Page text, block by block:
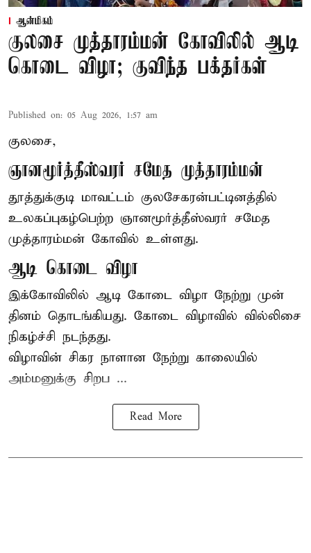
ஆன்மிகம்
குலசை முத்தாரம்மன் கோவிலில் ஆடி
கொடை விழா; குவிந்த பக்தர்கள்
Published on: 05 Aug 2026, 1:57 am
குலசை,
ஞானமூர்த்தீஸ்வரர் சமேத முத்தாரம்மன்
தூத்துக்குடி மாவட்டம் குலசேகரன்பட்டினத்தில்
உலகப்புகழ்பெற்ற ஞானமூர்த்தீஸ்வரர் சமேத
முத்தாரம்மன் கோவில் உள்ளது.
ஆடி கொடை விழா
இக்கோவிலில் ஆடி கோடை விழா நேற்று முன்
தினம் தொடங்கியது. கோடை விழாவில் வில்லிசை
நிகழ்ச்சி நடந்தது.
விழாவின் சிகர நாளான நேற்று காலையில்
அம்மனுக்கு சிறப ...
Read More